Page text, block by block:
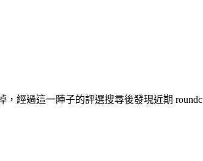
，經過這一陣子的評選搜尋後發現近期